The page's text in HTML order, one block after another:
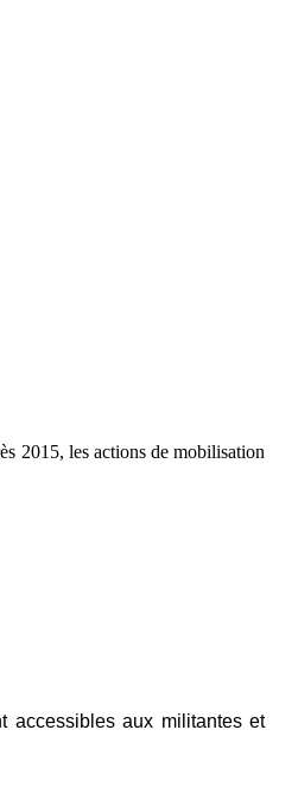
2015, les actions de mobilisation
accessibles aux militantes et